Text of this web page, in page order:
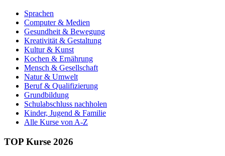
Sprachen
Computer & Medien
Gesundheit & Bewegung
Kreativität & Gestaltung
Kultur & Kunst
Kochen & Ernährung
Mensch & Gesellschaft
Natur & Umwelt
Beruf & Qualifizierung
Grundbildung
Schulabschluss nachholen
Kinder, Jugend & Familie
Alle Kurse von A-Z
TOP Kurse 2026